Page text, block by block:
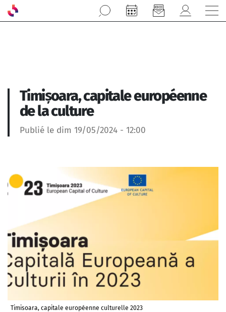
Aller au contenu principal
Timișoara, capitale européenne
de la culture
Publié le dim 19/05/2024 - 12:00
Timisoara, capitale européenne culturelle 2023